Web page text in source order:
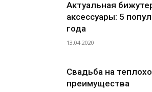
Актуальная
аксессуары: 5
года
13.04.2020
Свадьба на
преимущества